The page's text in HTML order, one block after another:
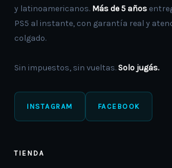
y latinoamericanos. Más de 5 años
PS5 al instante, con garantía real y
colgado.
Sin impuestos, sin vueltas. Solo jugás.
INSTAGRAM FACEBOOK
TIENDA